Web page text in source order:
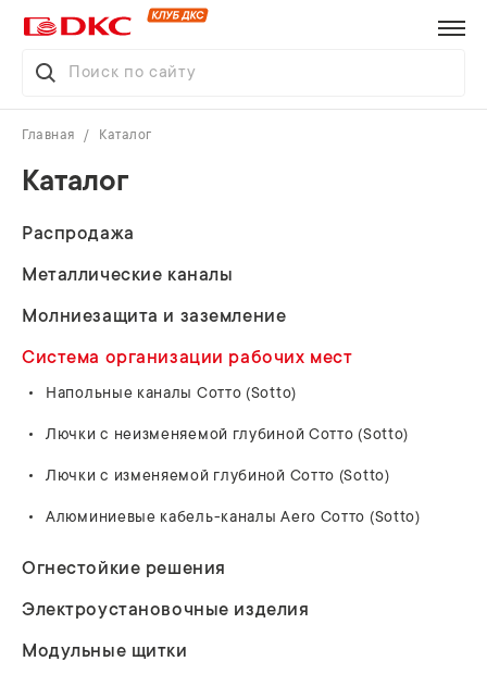
Главная Каталог
Каталог
Распродажа
Металлические каналы
Молниезащита и заземление
Система организации рабочих мест
Напольные каналы Сотто (Sotto)
Лючки с неизменяемой глубиной Сотто (Sotto)
Лючки с изменяемой глубиной Сотто (Sotto)
Алюминиевые кабель-каналы Aero Сотто (Sotto)
Огнестойкие решения
Электроустановочные изделия
Модульные щитки